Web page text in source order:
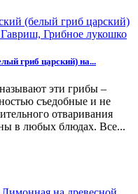
гриб царский) на...
эти грибы –
съедобные и не
отваривания
в любых блюдах. Все...